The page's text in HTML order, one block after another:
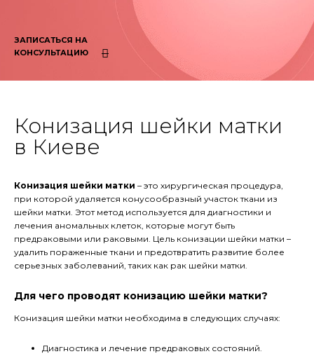
ЗАПИСАТЬСЯ НА
КОНСУЛЬТАЦИЮ
Конизация шейки матки
в Киеве
Конизация шейки матки – это хирургическая процедура,
при которой удаляется конусообразный участок ткани из
шейки матки. Этот метод используется для диагностики и
лечения аномальных клеток, которые могут быть
предраковыми или раковыми. Цель конизации шейки матки –
удалить пораженные ткани и предотвратить развитие более
серьезных заболеваний, таких как рак шейки матки.
Для чего проводят конизацию шейки матки?
Конизация шейки матки необходима в следующих случаях:
Диагностика и лечение предраковых состояний.